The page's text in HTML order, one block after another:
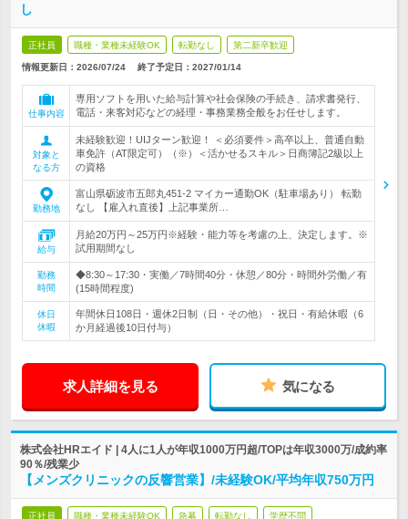
し
正社員 職種・業種未経験OK 転勤なし 第二新卒歓迎
情報更新日：2026/07/24 終了予定日： 2027/01/14
仕事内容
専用ソフトを用いた給与計算や社会保険の手続き、請求書発行、
電話・来客対応などの経理・事務業務全般をお任せします。
対象と
なる方
未経験歓迎！UIJターン歓迎！ ＜必須要件＞高卒以上、普通自動
車免許（AT限定可）（※）＜活かせるスキル＞日商簿記2級以上
の資格
勤務地
富山県砺波市五郎丸451‐2 マイカー通勤OK（駐車場あり） 転勤
なし 【雇入れ直後】上記事業所…
給与
月給20万円～25万円※経験・能力等を考慮の上、決定します。※
試用期間なし
勤務
時間
◆8:30～17:30・実働／7時間40分・休憩／80分・時間外労働／有
(15時間程度)
休日
休暇
年間休日108日・週休2日制（日・その他）・祝日・有給休暇（6
か月経過後10日付与）
求人詳細を見る 気になる
株式会社HRエイド | 4人に1人が年収1000万円超/TOPは年収3000万/成約率
90％/残業少
【メンズクリニックの反響営業】/未経験OK/平均年収750万円
正社員 職種・業種未経験OK 急募 転勤なし 学歴不問